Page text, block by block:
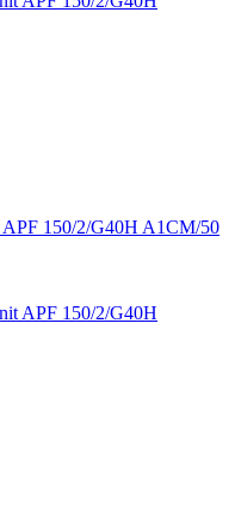
150/2/G40H A1CM/50